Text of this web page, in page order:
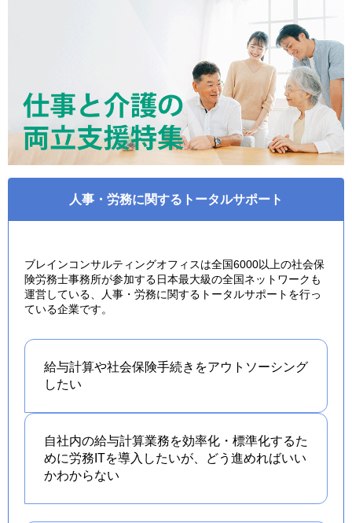
人事・労務に関するトータルサポート
ブレインコンサルティングオフィスは全国6000以上の社会保
険労務士事務所が参加する日本最大級の全国ネットワークも
運営している、人事・労務に関するトータルサポートを行っ
ている企業です。
給与計算や社会保険手続きをアウトソーシング
したい
自社内の給与計算業務を効率化・標準化するた
めに労務ITを導入したいが、どう進めればいい
かわからない